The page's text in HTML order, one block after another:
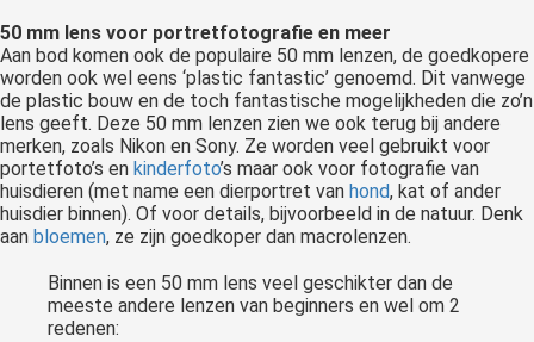
50 mm lens voor portretfotografie en meer
Aan bod komen ook de populaire 50 mm lenzen, de goedkopere
worden ook wel eens ‘plastic fantastic’ genoemd. Dit vanwege
de plastic bouw en de toch fantastische mogelijkheden die zo’n
lens geeft. Deze 50 mm lenzen zien we ook terug bij andere
merken, zoals Nikon en Sony. Ze worden veel gebruikt voor
portetfoto’s en kinderfoto’s maar ook voor fotografie van
huisdieren (met name een dierportret van hond, kat of ander
huisdier binnen). Of voor details, bijvoorbeeld in de natuur. Denk
aan bloemen, ze zijn goedkoper dan macrolenzen.
Binnen is een 50 mm lens veel geschikter dan de
meeste andere lenzen van beginners en wel om 2
redenen: